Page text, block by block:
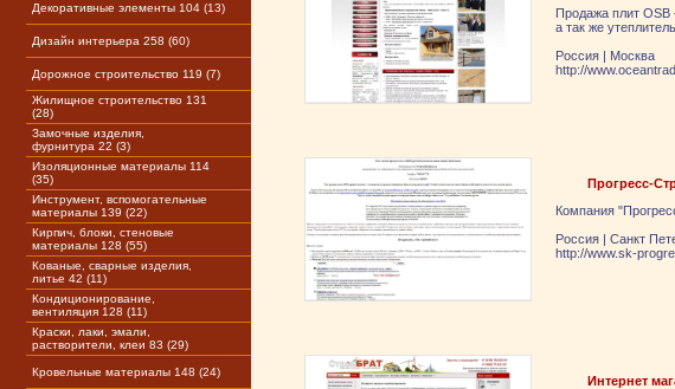
Декоративные элементы 104 (13)
Дизайн интерьера 258 (60)
Дорожное строительство 119 (7)
Жилищное строительство 131
(28)
Замочные изделия,
фурнитура 22 (3)
Изоляционные материалы 114
(35)
Инструмент, вспомогательные
материалы 139 (22)
Кирпич, блоки, стеновые
материалы 128 (55)
Кованые, сварные изделия,
литье 42 (11)
Кондиционирование,
вентиляция 128 (11)
Краски, лаки, эмали,
растворители, клеи 83 (29)
Кровельные материалы 148 (24)
Продажа плит
а так же
Россия | Москва
http://
Прогресс-
Компания
Россия | Санкт
http://www.sk-
Интернет